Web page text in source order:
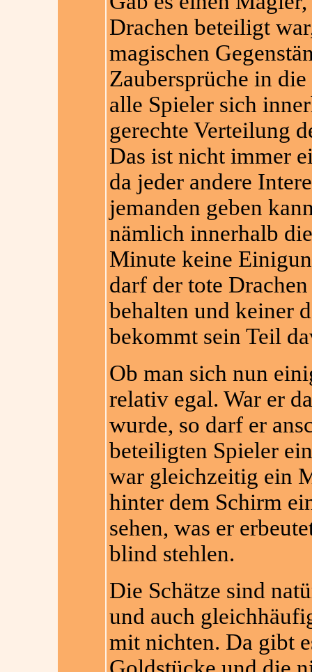
Drachen beteiligt
magischen
Zaubersprüche in
alle Spieler sich
gerechte Verteilung
Das ist nicht immer
da jeder andere
jemanden geben
nämlich innerhalb
Minute keine
darf der tote
behalten und keiner
bekommt sein Teil
Ob man sich nun
relativ egal. War er
wurde, so darf er
beteiligten Spieler
war gleichzeitig ein
hinter dem Schirm
sehen, was er
blind stehlen.
Die Schätze sind
und auch
mit nichten. Da gibt